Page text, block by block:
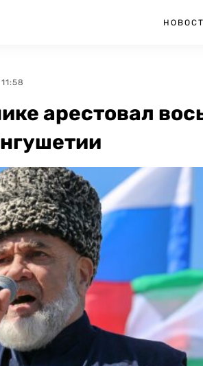
арестовал